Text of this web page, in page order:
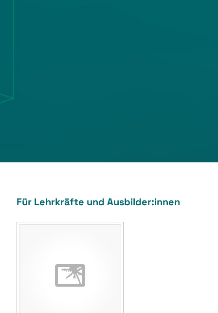
Für Lehrkräfte und Ausbilder:innen